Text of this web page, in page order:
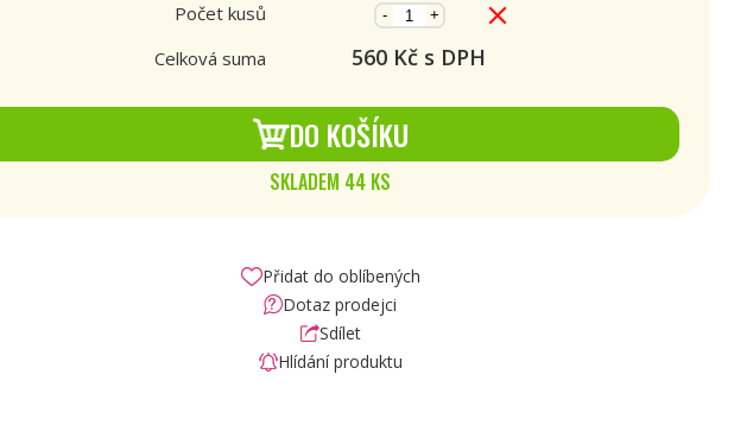
Počet kusů
- +
Celková suma 560 Kč s DPH
DO KOŠÍKU
SKLADEM 44 KS
Přidat do oblíbených
Dotaz prodejci
Sdílet
Hlídání produktu